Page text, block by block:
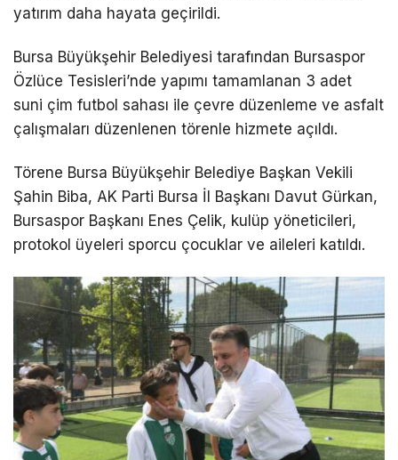
yatırım daha hayata geçirildi.
Bursa Büyükşehir Belediyesi tarafından Bursaspor
Özlüce Tesisleri’nde yapımı tamamlanan 3 adet
suni çim futbol sahası ile çevre düzenleme ve asfalt
çalışmaları düzenlenen törenle hizmete açıldı.
Törene Bursa Büyükşehir Belediye Başkan Vekili
Şahin Biba, AK Parti Bursa İl Başkanı Davut Gürkan,
Bursaspor Başkanı Enes Çelik, kulüp yöneticileri,
protokol üyeleri sporcu çocuklar ve aileleri katıldı.